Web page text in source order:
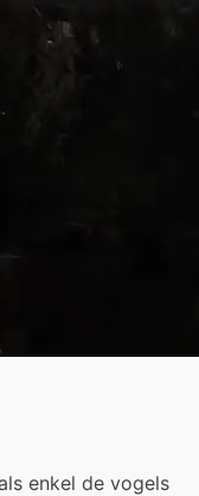
enkel de vogels